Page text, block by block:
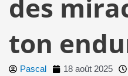
des
ton
Pascal 18 août 2025